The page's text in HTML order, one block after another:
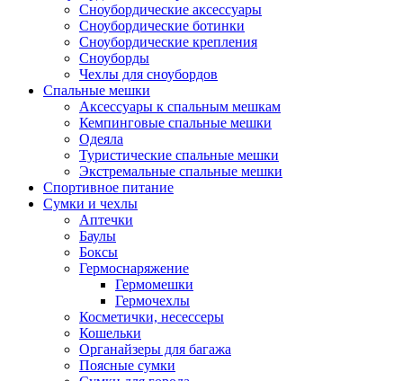
Сноубордические аксессуары
Сноубордические ботинки
Сноубордические крепления
Сноуборды
Чехлы для сноубордов
Спальные мешки
Аксессуары к спальным мешкам
Кемпинговые спальные мешки
Одеяла
Туристические спальные мешки
Экстремальные спальные мешки
Спортивное питание
Сумки и чехлы
Аптечки
Баулы
Боксы
Гермоснаряжение
Гермомешки
Гермочехлы
Косметички, несессеры
Кошельки
Органайзеры для багажа
Поясные сумки